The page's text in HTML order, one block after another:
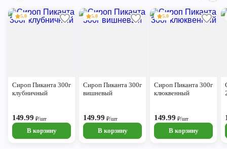
5.0
Сироп Пиканта 300г
клубничный
149.99 ₽/шт
В корзину
5.0
Сироп Пиканта 300г
вишневый
149.99 ₽/шт
В корзину
5.0
Сироп Пиканта 300г
клюквенный
149.99 ₽/шт
В корзину